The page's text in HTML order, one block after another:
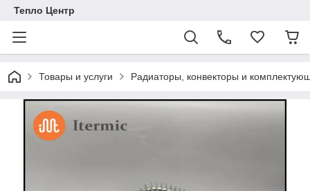
Тепло Центр
Товары и услуги Радиаторы, конвекторы и